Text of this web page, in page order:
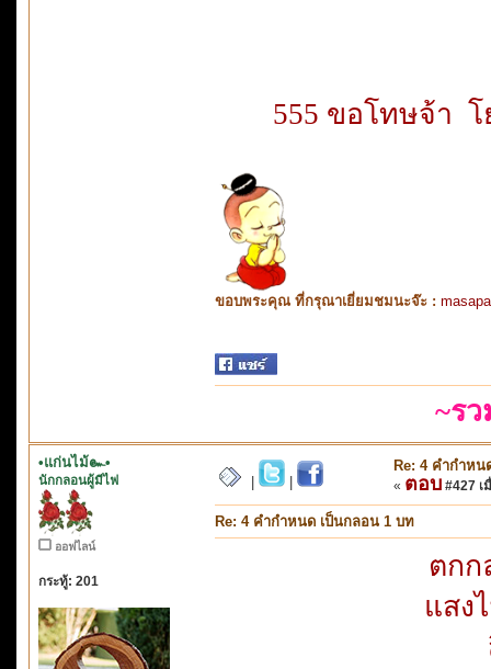
555 ขอโทษจ้า
ขอบพระคุณ ที่กรุณาเยี่ยมชมนะจ๊ะ :
~ร
•แก่นไม้๛•
นักกลอนผู้มีไฟ
ออฟไลน์
กระทู้: 201
Re: 4 คำกำห
« ตอบ #427 เ
Re: 4 คำกำหนด เป็นกลอน 1 บท
ตกก
แสง